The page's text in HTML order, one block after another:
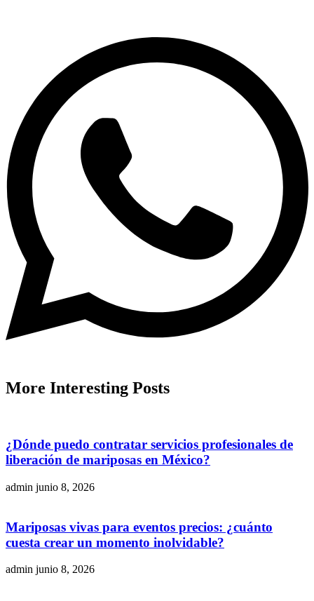
More Interesting Posts
¿Dónde puedo contratar servicios profesionales de
liberación de mariposas en México?
admin junio 8, 2026
Mariposas vivas para eventos precios: ¿cuánto
cuesta crear un momento inolvidable?
admin junio 8, 2026